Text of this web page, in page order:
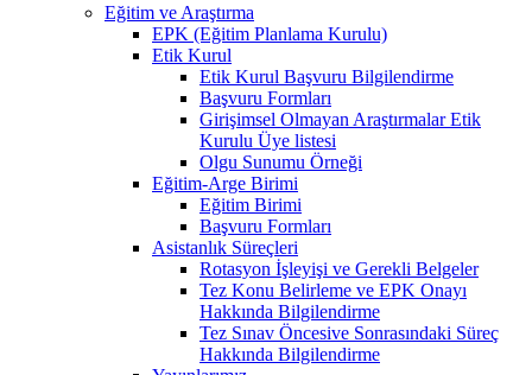
Eğitim ve Araştırma
EPK (Eğitim Planlama Kurulu)
Etik Kurul
Etik Kurul Başvuru Bilgilendirme
Başvuru Formları
Girişimsel Olmayan Araştırmalar Etik
Kurulu Üye listesi
Olgu Sunumu Örneği
Eğitim-Arge Birimi
Eğitim Birimi
Başvuru Formları
Asistanlık Süreçleri
Rotasyon İşleyişi ve Gerekli Belgeler
Tez Konu Belirleme ve EPK Onayı
Hakkında Bilgilendirme
Tez Sınav Öncesive Sonrasındaki Süreç
Hakkında Bilgilendirme